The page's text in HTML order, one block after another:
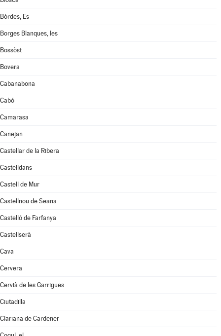
Bòrdes, Es
Borges Blanques, les
Bossòst
Bovera
Cabanabona
Cabó
Camarasa
Canejan
Castellar de la Ribera
Castelldans
Castell de Mur
Castellnou de Seana
Castelló de Farfanya
Castellserà
Cava
Cervera
Cervià de les Garrigues
Ciutadilla
Clariana de Cardener